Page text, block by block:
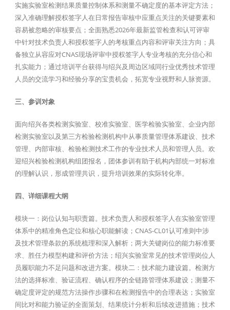
实施实验室检测结果质量控制体系和测量不确定度的基本评定方法；
深入准确理解授权签字人在日常报告审核中应重点关注的关键要素和
容易被忽略的审核要点；全面熟悉2026年最新监管检查和认可评审
中针对技术负责人和授权签字人的考核重点内容和评审关注方向；具
备独立从容应对CNAS现场评审中授权签字人专业考核的充分信心和
扎实能力；通过培训平台获得与绍兴及周边区域同行业优秀技术管理
人员的交流学习和经验分享的宝贵机会，拓宽专业视野和人脉资源。
三、参训对象
面向绍兴各类检测实验室、校准实验室、医学检验实验室、企业内部
检测实验室以及第三方检验检测机构中从事质量管理体系建设、技术
管理、内部审核、检验检测技术工作的专业技术人员和管理人员。欢
迎绍兴检验检测机构组团报名，团体参训有助于机构内部统一对标准
的理解认识，形成管理共识，提升培训效果的实际转化率。
四、详细课程大纲
模块一：岗位认知与职责篇。技术负责人和授权签字人在实验室管理
体系中的精准角色定位和核心职能解读；CNAS-CL01认可准则中涉
及技术管理条款的系统梳理和深入解析；两大关键岗位的能力标准要
求、胜任力模型构建和评价方法；绍兴实验室常见的技术管理岗位人
员履职能力不足问题和改进方案。模块二：技术能力建设篇。检测方
法的选择标准、验证流程、确认程序的全链路管理体系建设；测量不
确定度评定的规范方法操作步骤和在检测报告中的合理表达；实验室
间比对和能力验证的全面策划、结果统计分析和后续改进措施；技术